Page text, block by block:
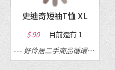
史迪奇短袖T恤 XL
$ 90 目前還有 1
---好伶居二手商品循環店 ---